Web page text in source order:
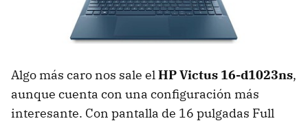
Algo más caro nos sale elHP Victus 16-d1023ns,
aunque cuenta con una configuración más
interesante. Con pantalla de 16 pulgadas Full